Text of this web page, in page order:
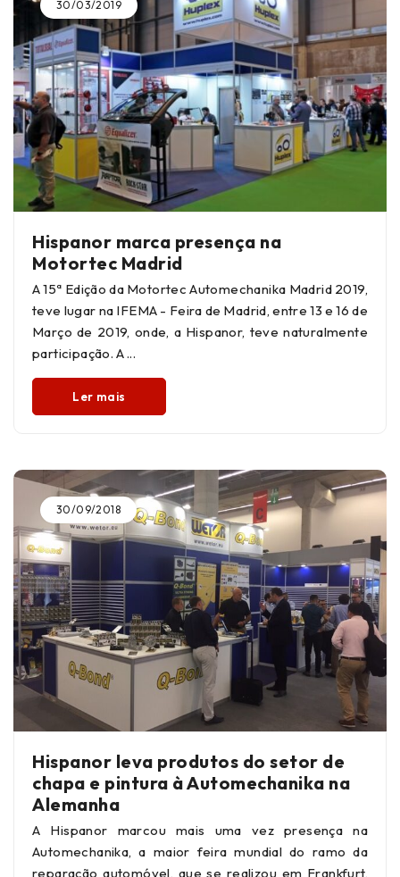
30/03/2019
Hispanor marca presença na
Motortec Madrid
A 15ª Edição da Motortec Automechanika Madrid 2019,
teve lugar na IFEMA - Feira de Madrid, entre 13 e 16 de
Março de 2019, onde, a Hispanor, teve naturalmente
participação. A
Ler mais
30/09/2018
Hispanor leva produtos do setor de
chapa e pintura à Automechanika na
Alemanha
A Hispanor marcou mais uma vez presença na
Automechanika, a maior feira mundial do ramo da
reparação automóvel, que se realizou em Frankfurt,